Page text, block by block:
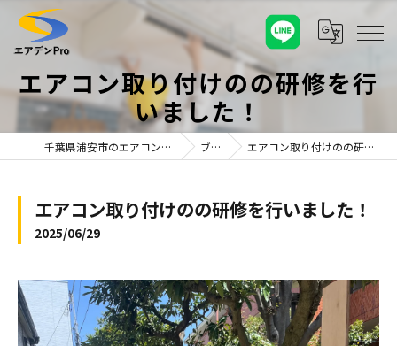
エアコン取り付けのの研修を行
いました！
千葉県浦安市のエアコンならエアデンPro ブログ エアコン取り付けのの研修を行いました！
エアコン取り付けのの研修を行いました！
2025/06/29